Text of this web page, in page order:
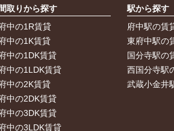
間取りから探す
中の1R賃貸
中の1K賃貸
中の1DK賃貸
中の1LDK賃貸
中の2K賃貸
中の2DK賃貸
中の3DK賃貸
中の3LDK賃貸
駅から探す
府中駅の賃
東府中駅の
国分寺駅の
西国分寺駅
武蔵小金井